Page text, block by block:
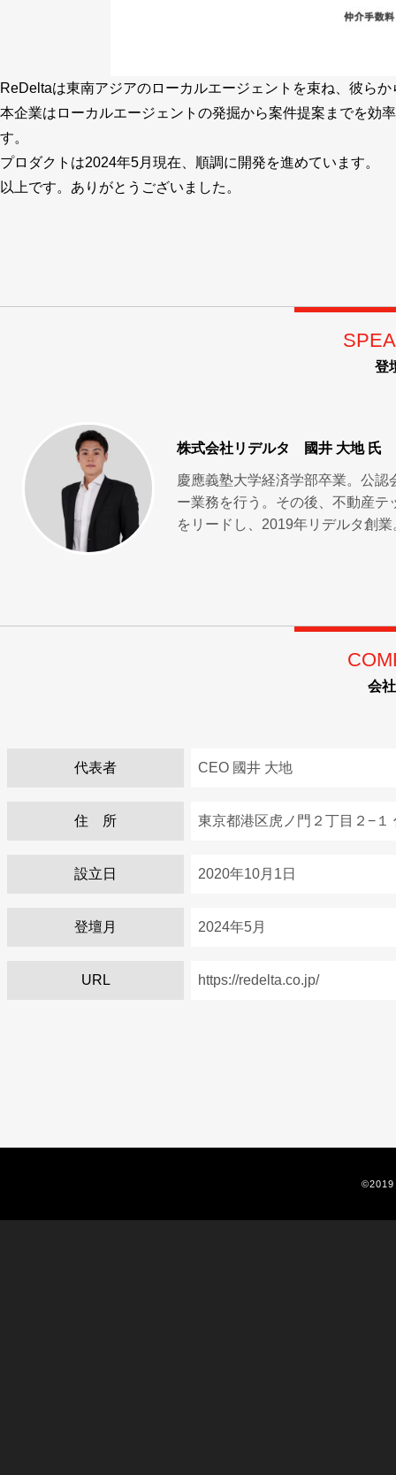
ReDeltaは東南アジアのローカルエージェントを束ね、彼ら
本企業はローカルエージェントの発掘から案件提案までを効
す。
プロダクトは2024年5月現在、順調に開発を進めています。
以上です。ありがとうございました。
登
株式会社リデルタ 國井 大地 氏
慶應義塾大学経済学部卒業。公
ー業務を行う。その後、不動産
をリードし、2019年リデルタ創業
会
代表者 CEO 國井 大地
住 所 東京都港区虎ノ門２丁目２−
設立日 2020年10月1日
登壇月 2024年5月
URL https://redelta.co.jp/
©2019